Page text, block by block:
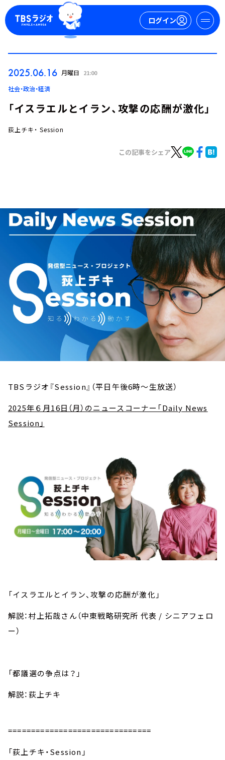
ログイン
トピックス
TBS Podcast
お知らせ
イベント・グッズ
YouTube
会社情報
2025.06.16 月曜日 21:00
社会・政治・経済
「イスラエルとイラン、攻撃の応酬が激化」
荻上チキ・ Session
この記事をシェア
TBSラジオ『Session』（平日午後6時～生放送）
2025年６月16日（月）のニュースコーナー「Daily News
Session」
「イスラエルとイラン、攻撃の応酬が激化」
解説：村上拓哉さん（中東戦略研究所 代表 / シニアフェロ
ー）
「都議選の争点は？」
解説：荻上チキ
===============================
「荻上チキ・Session」